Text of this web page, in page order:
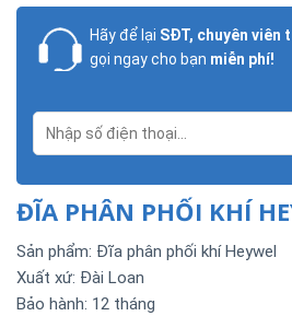
Hãy để lại SĐT, chuyên viên
gọi ngay cho bạn miễn phí!
ĐĨA PHÂN PHỐI KHÍ
Sản phẩm: Đĩa phân phối khí Heywel
Xuất xứ: Đài Loan
Bảo hành: 12 tháng